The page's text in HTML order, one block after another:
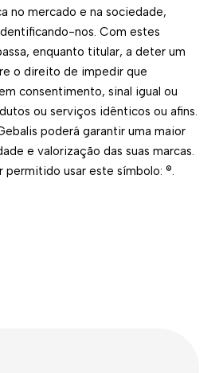
no mercado e na sociedade,
nos. Com estes
enquanto titular, a deter um
o direito de impedir que
consentimento, sinal igual ou
ou serviços idênticos ou afins.
poderá garantir uma maior
e valorização das suas marcas.
permitido usar este símbolo: ®.